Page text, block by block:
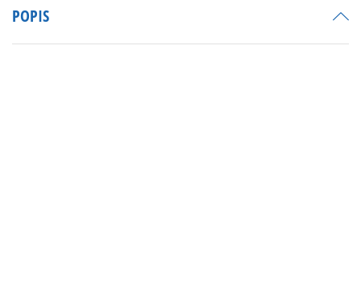
POPIS